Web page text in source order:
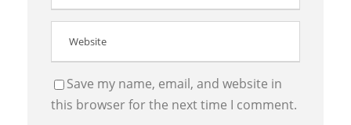
Save my name, email, and website in
this browser for the next time I comment.